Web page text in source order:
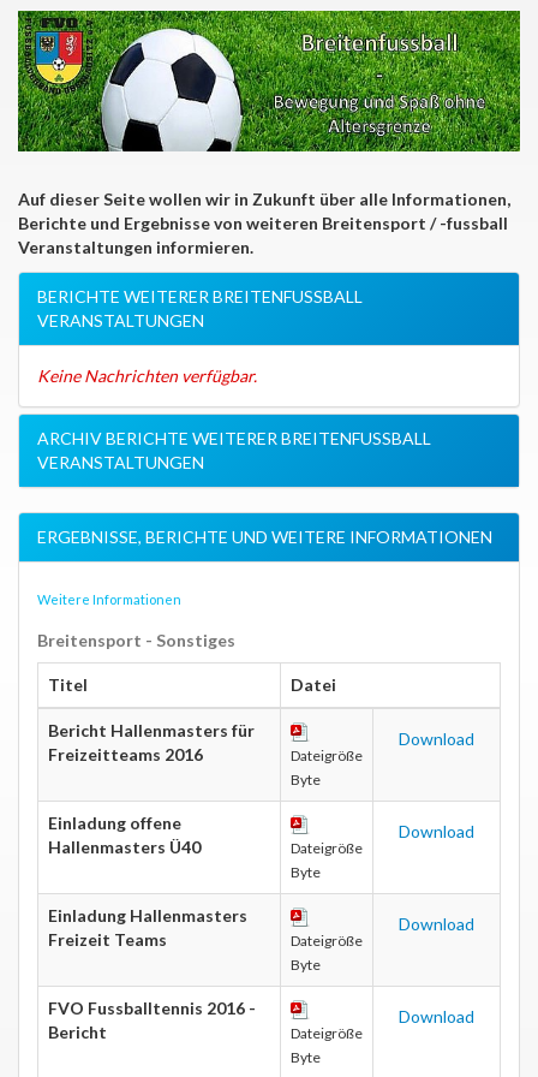
Auf dieser Seite wollen wir in Zukunft über alle Informationen,
Berichte und Ergebnisse von weiteren Breitensport / -fussball
Veranstaltungen informieren.
BERICHTE WEITERER BREITENFUSSBALL
VERANSTALTUNGEN
Keine Nachrichten verfügbar.
ARCHIV BERICHTE WEITERER BREITENFUSSBALL
VERANSTALTUNGEN
ERGEBNISSE, BERICHTE UND WEITERE INFORMATIONEN
Weitere Informationen
Breitensport - Sonstiges
Titel Datei
Bericht Hallenmasters für
Freizeitteams 2016
Dateigröße
Byte
Download
Einladung offene
Hallenmasters Ü40
Dateigröße
Byte
Download
Einladung Hallenmasters
Freizeit Teams
Dateigröße
Byte
Download
FVO Fussballtennis 2016 -
Bericht
Dateigröße
Byte
Download